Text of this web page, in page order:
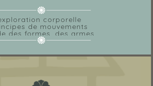
corporelle
de mouvements
des formes, des armes